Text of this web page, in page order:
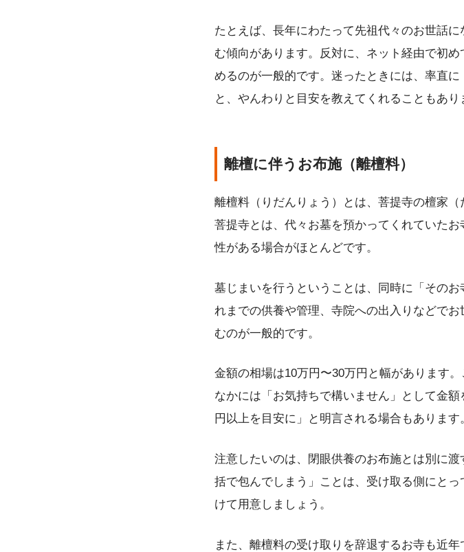
たとえば、長年にわたって先祖代々のお世話
む傾向があります。反対に、ネット経由で初
めるのが一般的です。迷ったときには、率直
と、やんわりと目安を教えてくれることもあり
離檀に伴うお布施（離檀料）
離檀料（りだんりょう）とは、菩提寺の檀家
菩提寺とは、代々お墓を預かってくれていた
性がある場合がほとんどです。
墓じまいを行うということは、同時に「その
れまでの供養や管理、寺院への出入りなどで
むのが一般的です。
金額の相場は10万円〜30万円と幅があります
なかには「お気持ちで構いません」として金
円以上を目安に」と明言される場合もあります
注意したいのは、閉眼供養のお布施とは別に
括で包んでしまう」ことは、受け取る側にと
けて用意しましょう。
また、離檀料の受け取りを辞退するお寺も近